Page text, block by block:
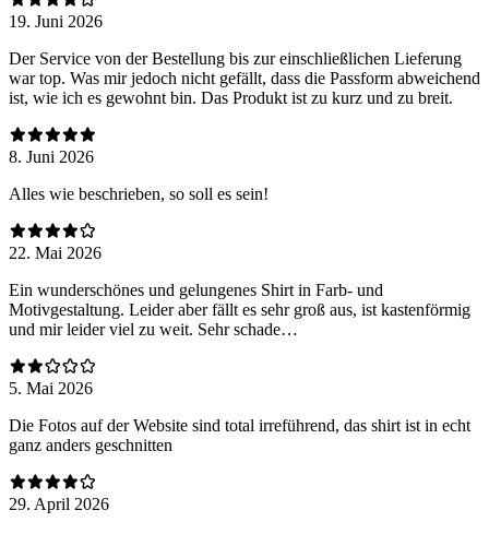
19. Juni 2026
Der Service von der Bestellung bis zur einschließlichen Lieferung
war top. Was mir jedoch nicht gefällt, dass die Passform abweichend
ist, wie ich es gewohnt bin. Das Produkt ist zu kurz und zu breit.
8. Juni 2026
Alles wie beschrieben, so soll es sein!
22. Mai 2026
Ein wunderschönes und gelungenes Shirt in Farb- und
Motivgestaltung. Leider aber fällt es sehr groß aus, ist kastenförmig
und mir leider viel zu weit. Sehr schade…
5. Mai 2026
Die Fotos auf der Website sind total irreführend, das shirt ist in echt
ganz anders geschnitten
29. April 2026